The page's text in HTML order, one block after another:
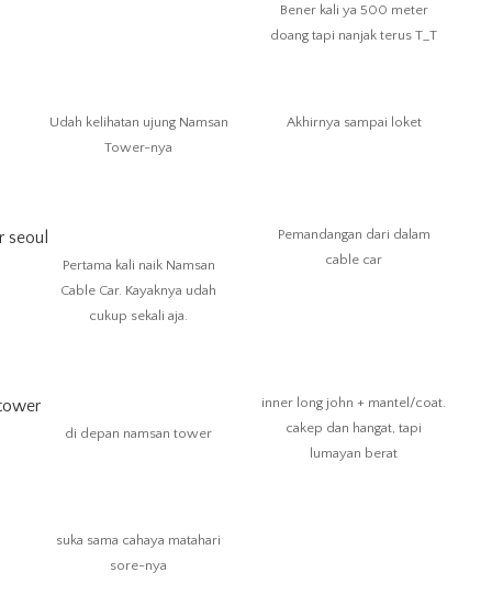
Bener kali ya 500 meter
doang tapi nanjak terus T_T
Udah kelihatan ujung Namsan
Tower-nya
Akhirnya sampai loket
Pertama kali naik Namsan
Cable Car. Kayaknya udah
cukup sekali aja.
Pemandangan dari dalam
cable car
di depan namsan tower
inner long john + mantel/coat.
cakep dan hangat, tapi
lumayan berat
suka sama cahaya matahari
sore-nya